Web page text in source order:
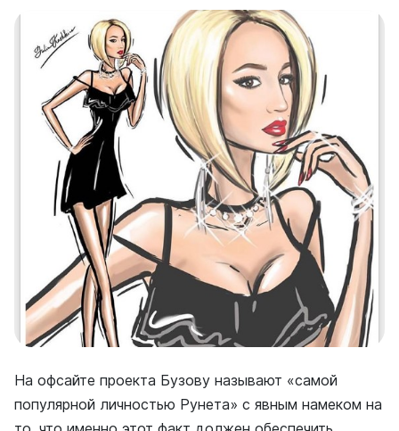
На офсайте проекта Бузову называют «самой
популярной личностью Рунета» с явным намеком на